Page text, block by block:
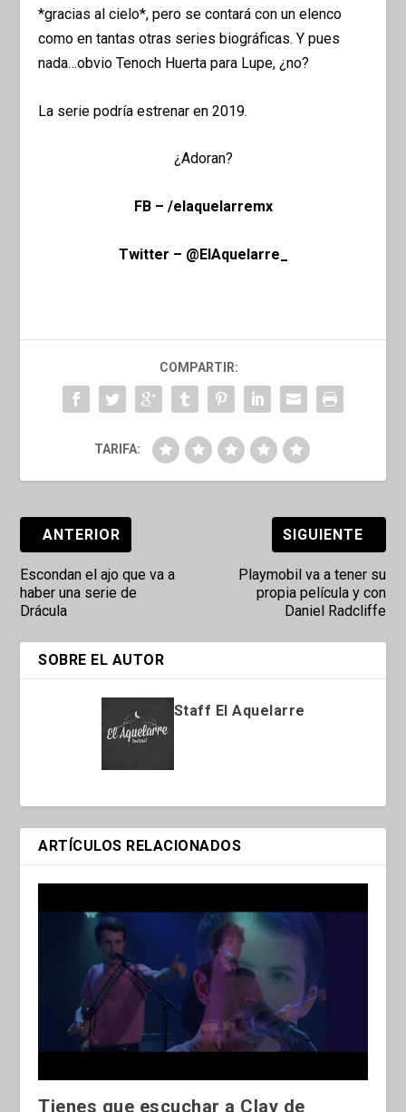
*gracias al cielo*, pero se contará con un elenco
como en tantas otras series biográficas. Y pues
nada…obvio Tenoch Huerta para Lupe, ¿no?
La serie podría estrenar en 2019.
¿Adoran?
FB – /elaquelarremx
Twitter – @ElAquelarre_
COMPARTIR:
TARIFA:
ANTERIOR
Escondan el ajo que va a
haber una serie de
Drácula
SIGUIENTE
Playmobil va a tener su
propia película y con
Daniel Radcliffe
SOBRE EL AUTOR
Staff El Aquelarre
ARTÍCULOS RELACIONADOS
Tienes que escuchar a Clay de